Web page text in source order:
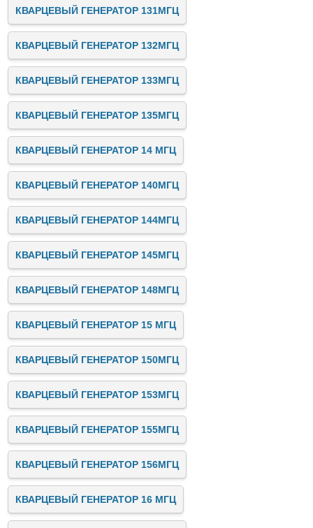
КВАРЦЕВЫЙ ГЕНЕРАТОР 131МГЦ
КВАРЦЕВЫЙ ГЕНЕРАТОР 132МГЦ
КВАРЦЕВЫЙ ГЕНЕРАТОР 133МГЦ
КВАРЦЕВЫЙ ГЕНЕРАТОР 135МГЦ
КВАРЦЕВЫЙ ГЕНЕРАТОР 14 МГЦ
КВАРЦЕВЫЙ ГЕНЕРАТОР 140МГЦ
КВАРЦЕВЫЙ ГЕНЕРАТОР 144МГЦ
КВАРЦЕВЫЙ ГЕНЕРАТОР 145МГЦ
КВАРЦЕВЫЙ ГЕНЕРАТОР 148МГЦ
КВАРЦЕВЫЙ ГЕНЕРАТОР 15 МГЦ
КВАРЦЕВЫЙ ГЕНЕРАТОР 150МГЦ
КВАРЦЕВЫЙ ГЕНЕРАТОР 153МГЦ
КВАРЦЕВЫЙ ГЕНЕРАТОР 155МГЦ
КВАРЦЕВЫЙ ГЕНЕРАТОР 156МГЦ
КВАРЦЕВЫЙ ГЕНЕРАТОР 16 МГЦ